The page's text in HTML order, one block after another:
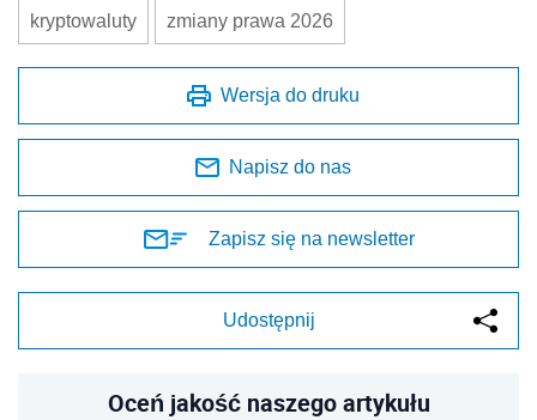
kryptowaluty zmiany prawa 2026
Wersja do druku
Napisz do nas
Zapisz się na newsletter
Udostępnij
Oceń jakość naszego artykułu